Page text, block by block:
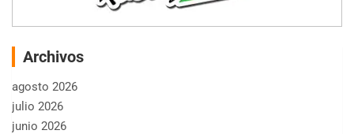
Archivos
agosto 2026
julio 2026
junio 2026